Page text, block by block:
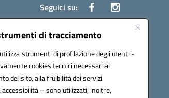
di tracciamento
strumenti di profilazione degli utenti -
cookies tecnici necessari al
del sito, alla fruibilità dei servizi
– sono utilizzati, inoltre,
Seguici su: